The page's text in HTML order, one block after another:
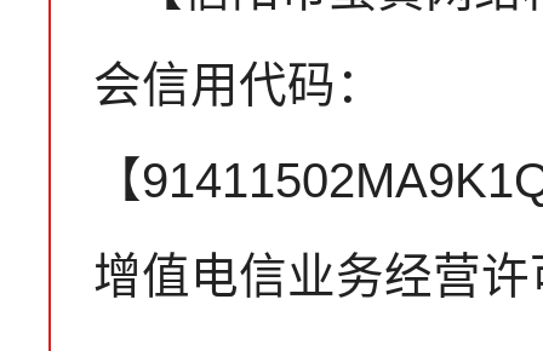
会信用代码：
【
增值电信业务经营